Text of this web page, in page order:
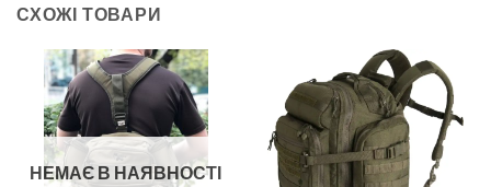
СХОЖІ ТОВАРИ
НЕМАЄ В НАЯВНОСТІ